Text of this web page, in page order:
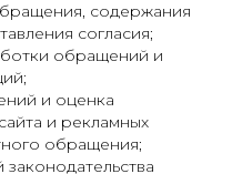
содержания
согласия;
обращений и
и оценка
и рекламных
обращения;